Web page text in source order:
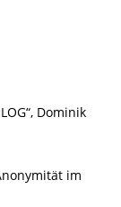
Dominik
im